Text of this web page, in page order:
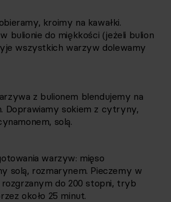
kroimy na kawałki.
bulionie do miękkości (jeżeli bulion
wszystkich warzyw dolewamy
z bulionem blendujemy na
Doprawiamy sokiem z cytryny,
solą.
warzyw: mięso
solą, rozmarynem. Pieczemy w
rozgrzanym do 200 stopni, tryb
około 25 minut.